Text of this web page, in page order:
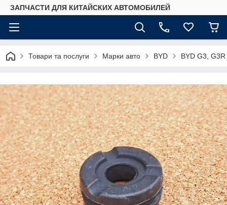
ЗАПЧАСТИ ДЛЯ КИТАЙСКИХ АВТОМОБИЛЕЙ
Товари та послуги Марки авто BYD BYD G3, G3R